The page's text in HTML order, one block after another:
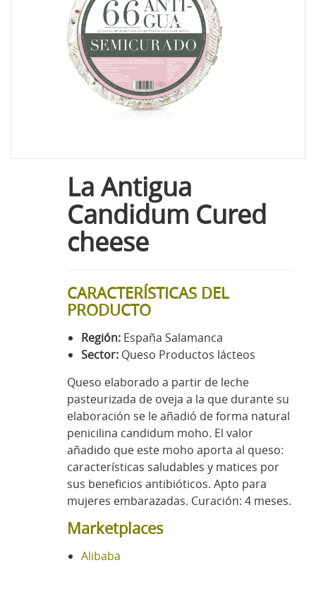
La Antigua
Candidum Cured
cheese
CARACTERÍSTICAS DEL
PRODUCTO
Región: España Salamanca
Sector: Queso Productos lácteos
Queso elaborado a partir de leche
pasteurizada de oveja a la que durante su
elaboración se le añadió de forma natural
penicilina candidum moho. El valor
añadido que este moho aporta al queso:
características saludables y matices por
sus beneficios antibióticos. Apto para
mujeres embarazadas. Curación: 4 meses.
Marketplaces
Alibaba